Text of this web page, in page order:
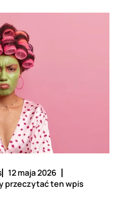
12 maja 2026
przeczytać ten wpis